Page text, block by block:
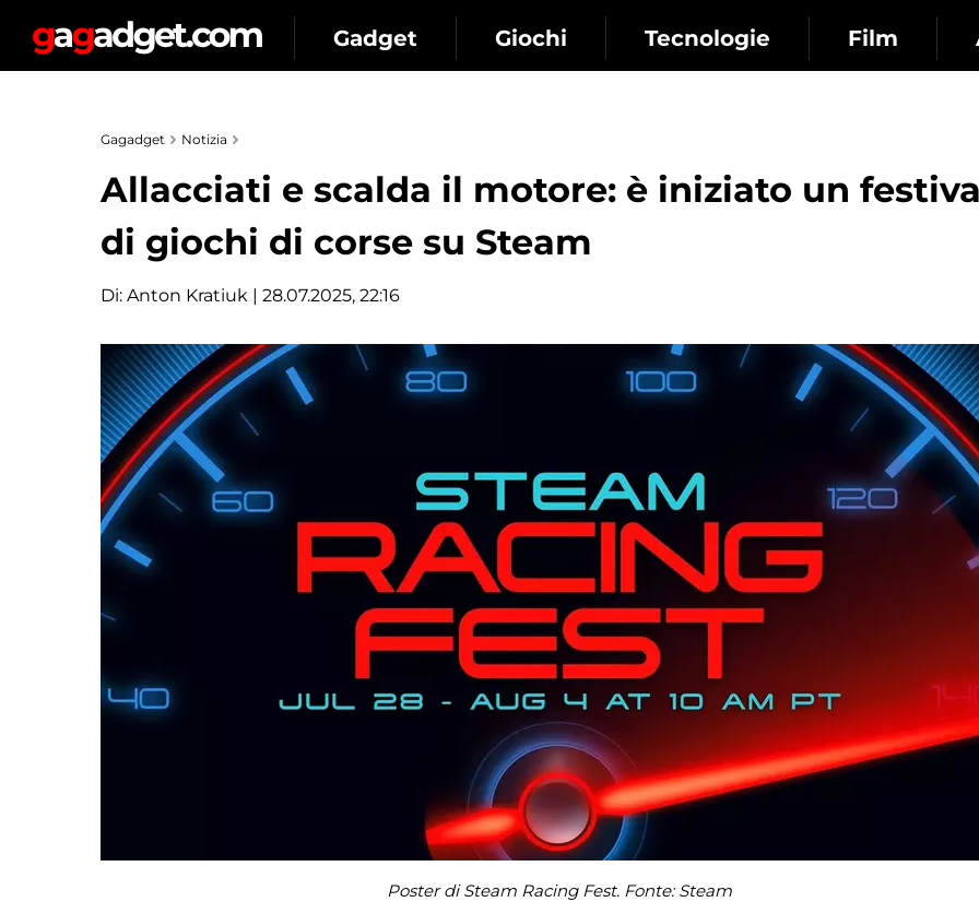
Gadget Giochi Tecnologie Film
Gagadget Notizia
Allacciati e scalda il motore: è iniziato un
di giochi di corse su Steam
Di: Anton Kratiuk | 28.07.2025, 22:16
Poster di Steam Racing Fest. Fonte: Steam